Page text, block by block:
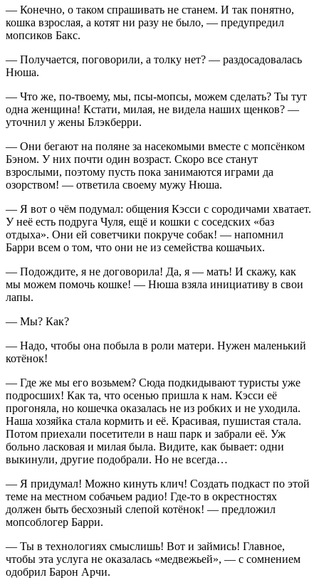
— Конечно, о таком спрашивать не станем. И так понятно,
кошка взрослая, а котят ни разу не было, — предупредил
мопсиков Бакс.
— Получается, поговорили, а толку нет? — раздосадовалась
Нюша.
— Что же, по-твоему, мы, псы-мопсы, можем сделать? Ты тут
одна женщина! Кстати, милая, не видела наших щенков? —
уточнил у жены Блэкберри.
— Они бегают на поляне за насекомыми вместе с мопсёнком
Бэном. У них почти один возраст. Скоро все станут
взрослыми, поэтому пусть пока занимаются играми да
озорством! — ответила своему мужу Нюша.
— Я вот о чём подумал: общения Кэсси с сородичами хватает.
У неё есть подруга Чуля, ещё и кошки с соседских «баз
отдыха». Они ей советчики покруче собак! — напомнил
Барри всем о том, что они не из семейства кошачьих.
— Подождите, я не договорила! Да, я — мать! И скажу, как
мы можем помочь кошке! — Нюша взяла инициативу в свои
лапы.
— Мы? Как?
— Надо, чтобы она побыла в роли матери. Нужен маленький
котёнок!
— Где же мы его возьмем? Сюда подкидывают туристы уже
подросших! Как та, что осенью пришла к нам. Кэсси её
прогоняла, но кошечка оказалась не из робких и не уходила.
Наша хозяйка стала кормить и её. Красивая, пушистая стала.
Потом приехали посетители в наш парк и забрали её. Уж
больно ласковая и милая была. Видите, как бывает: одни
выкинули, другие подобрали. Но не всегда…
— Я придумал! Можно кинуть клич! Создать подкаст по этой
теме на местном собачьем радио! Где-то в окрестностях
должен быть бесхозный слепой котёнок! — предложил
мопсоблогер Барри.
— Ты в технологиях смыслишь! Вот и займись! Главное,
чтобы эта услуга не оказалась «медвежьей», — с сомнением
одобрил Барон Арчи.